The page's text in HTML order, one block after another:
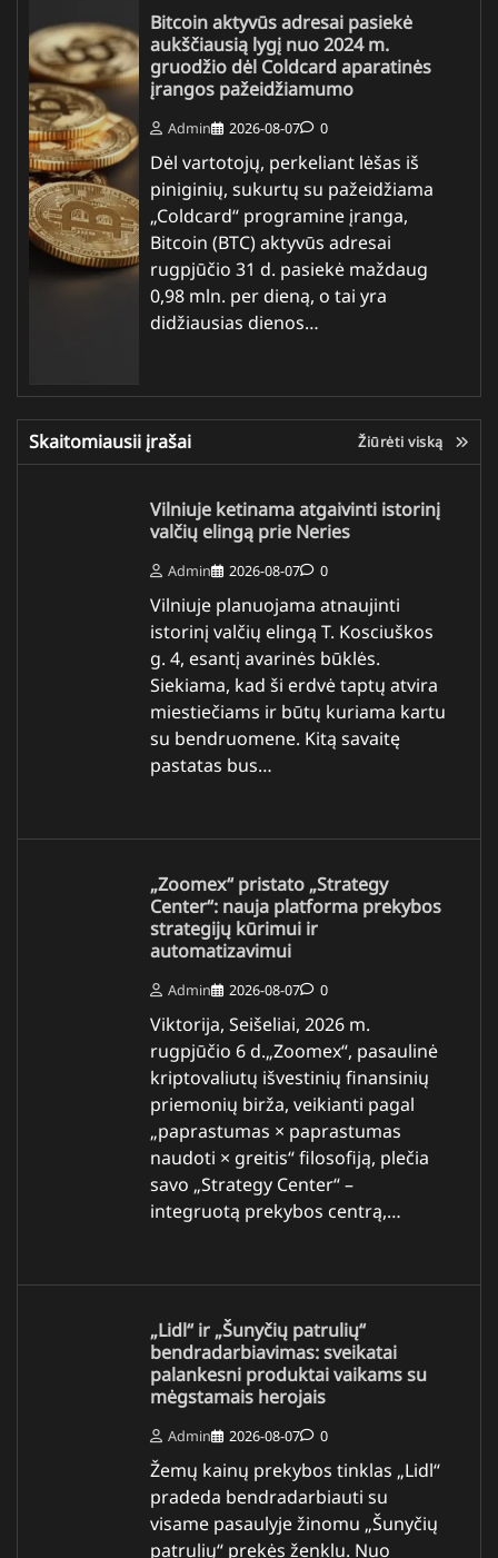
Bitcoin aktyvūs adresai pasiekė
aukščiausią lygį nuo 2024 m.
gruodžio dėl Coldcard aparatinės
įrangos pažeidžiamumo
Admin 2026-08-07 0
Dėl vartotojų, perkeliant lėšas iš
piniginių, sukurtų su pažeidžiama
„Coldcard“ programine įranga,
Bitcoin (BTC) aktyvūs adresai
rugpjūčio 31 d. pasiekė maždaug
0,98 mln. per dieną, o tai yra
didžiausias dienos…
Skaitomiausii įrašai Žiūrėti viską
Vilniuje ketinama atgaivinti istorinį
valčių elingą prie Neries
Admin 2026-08-07 0
Vilniuje planuojama atnaujinti
istorinį valčių elingą T. Kosciuškos
g. 4, esantį avarinės būklės.
Siekiama, kad ši erdvė taptų atvira
miestiečiams ir būtų kuriama kartu
su bendruomene. Kitą savaitę
pastatas bus…
„Zoomex“ pristato „Strategy
Center“: nauja platforma prekybos
strategijų kūrimui ir
automatizavimui
Admin 2026-08-07 0
Viktorija, Seišeliai, 2026 m.
rugpjūčio 6 d.„Zoomex“, pasaulinė
kriptovaliutų išvestinių finansinių
priemonių birža, veikianti pagal
„paprastumas × paprastumas
naudoti × greitis“ filosofiją, plečia
savo „Strategy Center“ –
integruotą prekybos centrą,…
„Lidl“ ir „Šunyčių patrulių“
bendradarbiavimas: sveikatai
palankesni produktai vaikams su
mėgstamais herojais
Admin 2026-08-07 0
Žemų kainų prekybos tinklas „Lidl“
pradeda bendradarbiauti su
visame pasaulyje žinomu „Šunyčių
patrulių“ prekės ženklu. Nuo